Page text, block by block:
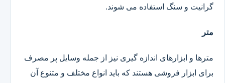
گرانیت و سنگ استفاده می شوند.
متر
مترها و ابزارهای اندازه گیری نیز از جمله وسایل پر مصرف
برای ابزار فروشی هستند که باید انواع مختلف و متنوع آن